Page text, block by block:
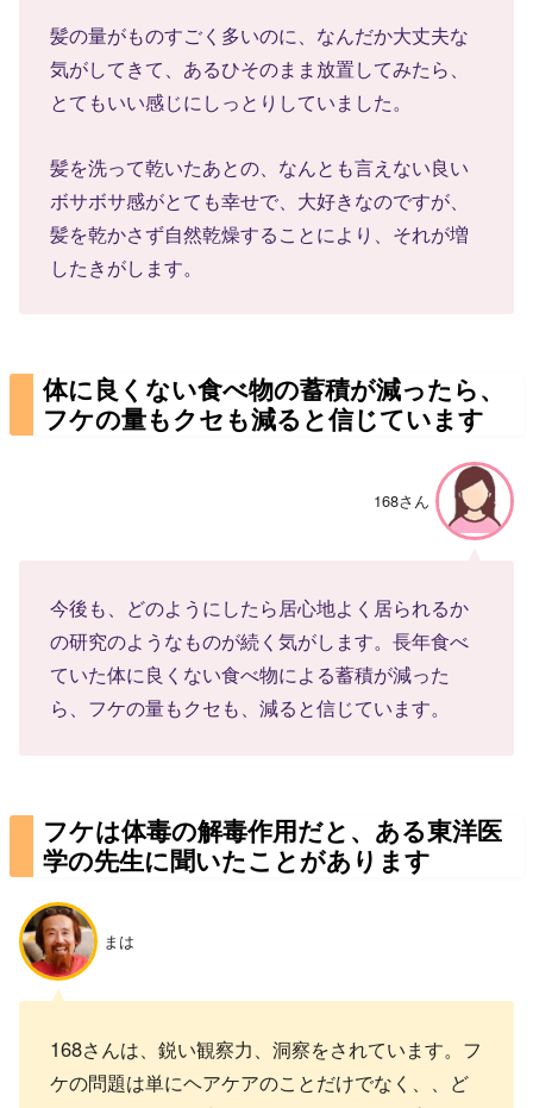
髪の量がものすごく多いのに、なんだか大丈夫な
気がしてきて、あるひそのまま放置してみたら、
とてもいい感じにしっとりしていました。
髪を洗って乾いたあとの、なんとも言えない良い
ボサボサ感がとても幸せで、大好きなのですが、
髪を乾かさず自然乾燥することにより、それが増
したきがします。
体に良くない食べ物の蓄積が減ったら、
フケの量もクセも減ると信じています
168さん
今後も、どのようにしたら居心地よく居られるか
の研究のようなものが続く気がします。長年食べ
ていた体に良くない食べ物による蓄積が減った
ら、フケの量もクセも、減ると信じています。
フケは体毒の解毒作用だと、ある東洋医
学の先生に聞いたことがあります
まは
168さんは、鋭い観察力、洞察をされています。フ
ケの問題は単にヘアケアのことだけでなく、、ど